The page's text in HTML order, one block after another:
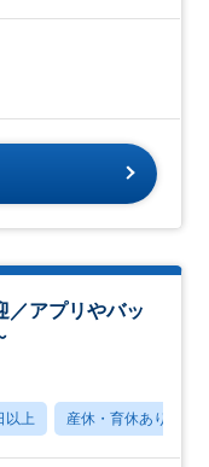
／アプリやバッ
以上 産休・育休あり